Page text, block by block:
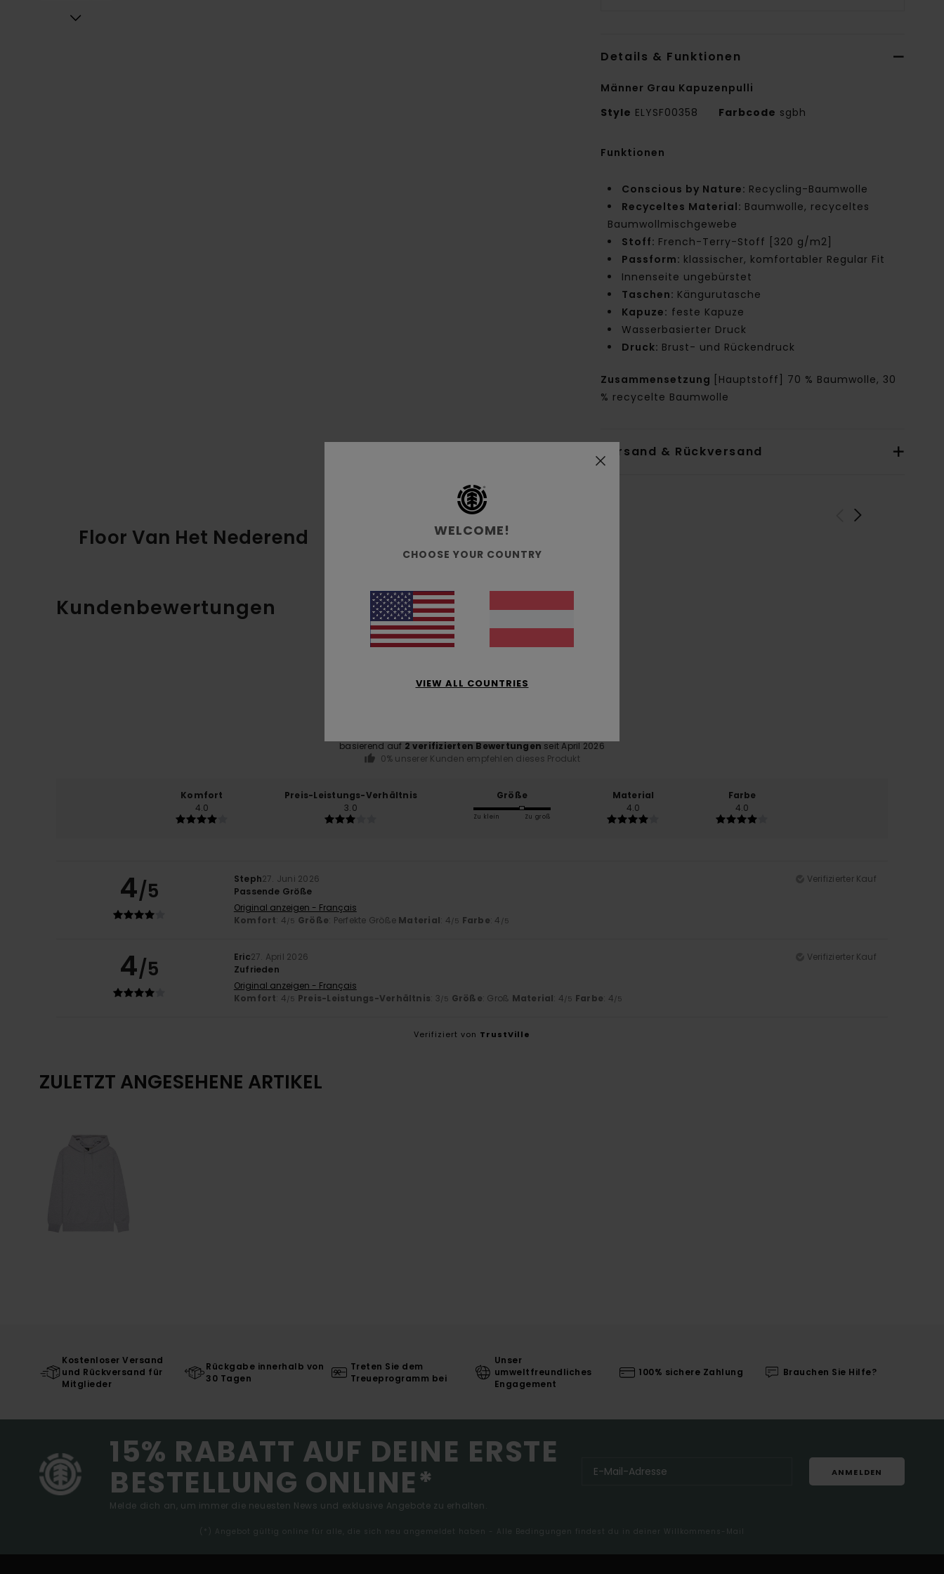
Details & Funktionen
Männer Grau Kapuzenpulli
Style ELYSF00358 Farbcode sgbh
Funktionen
Conscious by Nature: Recycling-Baumwolle
Recyceltes Material: Baumwolle, recyceltes
Baumwollmischgewebe
Stoff: French-Terry-Stoff [320 g/m2]
Passform: klassischer, komfortabler Regular Fit
Innenseite ungebürstet
Taschen: Kängurutasche
Kapuze: feste Kapuze
Wasserbasierter Druck
Druck: Brust- und Rückendruck
Zusammensetzung
[Hauptstoff] 70 % Baumwolle, 30
% recycelte Baumwolle
Versand & Rückversand
Floor Van Het Nederend
Kundenbewertungen
4.0
basierend auf 2 verifizierten Bewertungen seit April 2026
0% unserer Kunden empfehlen dieses Produkt
Komfort
4.0
Preis-Leistungs-Verhältnis
3.0
Größe
Zu klein Zu groß
Material
4.0
Farbe
4.0
4/5 Steph27. Juni 2026
Verifizierter Kauf
Passende Größe
Original anzeigen - Français
Komfort: 4/5 Größe: Perfekte Größe Material: 4/5 Farbe: 4 /5
4/5 Eric27. April 2026
Verifizierter Kauf
Zufrieden
Original anzeigen - Français
Komfort: 4/5 Preis-Leistungs-Verhältnis: 3/5 Größe: Groß Material: 4/5 Farbe: 4/5
Verifiziert von TrustVille
ZULETZT ANGESEHENE ARTIKEL
Kostenloser Versand
und Rückversand für
Mitglieder
Rückgabe innerhalb von
30 Tagen
Treten Sie dem
Treueprogramm bei
Unser
umweltfreundliches
Engagement
100% sichere Zahlung Brauchen Sie Hilfe?
15% RABATT AUF DEINE ERSTE
BESTELLUNG ONLINE*
Melde dich an, um immer die neuesten News und exklusive Angebote zu erhalten.
ANMELDEN
(*) Angebot gültig online für alle, die sich neu angemeldet haben - Alle Bedingungen findest du in deiner Willkommens-Mail
WELCOME!
CHOOSE YOUR COUNTRY
VIEW ALL COUNTRIES